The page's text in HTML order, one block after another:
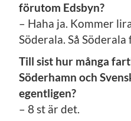
förutom Edsbyn?
– Haha ja. Kommer
Söderala. Så
Till sist hur många
Söderhamn och
egentligen?
– 8 st är det.